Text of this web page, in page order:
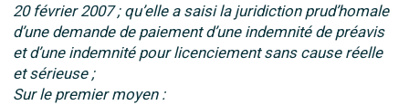
20 février 2007 ; qu’elle a saisi la juridiction prud’homale
d’une demande de paiement d’une indemnité de préavis
et d’une indemnité pour licenciement sans cause réelle
et sérieuse ;
Sur le premier moyen :